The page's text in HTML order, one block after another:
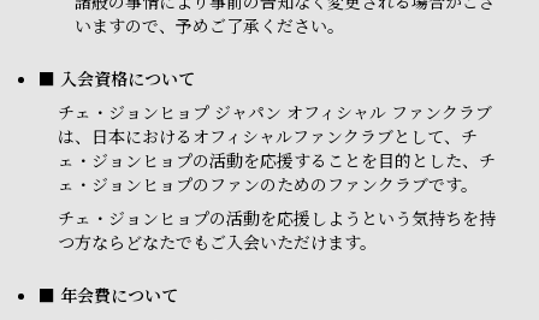
いますので、予めご了承ください。
■ 入会資格について
チェ・ジョンヒョプ ジャパン オフィシャル ファンクラブ
は、日本におけるオフィシャルファンクラブとして、チ
ェ・ジョンヒョプの活動を応援することを目的とした、チ
ェ・ジョンヒョプのファンのためのファンクラブです。
チェ・ジョンヒョプの活動を応援しようという気持ちを持
つ方ならどなたでもご入会いただけます。
■ 年会費について